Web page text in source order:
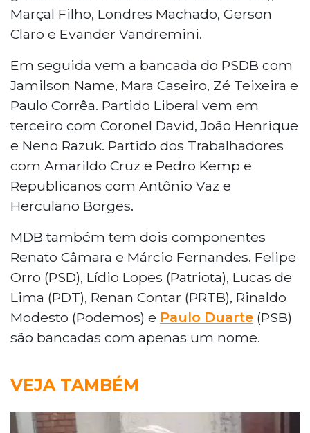
Marçal Filho, Londres Machado, Gerson
Claro e Evander Vandremini.
Em seguida vem a bancada do PSDB com
Jamilson Name, Mara Caseiro, Zé Teixeira e
Paulo Corrêa. Partido Liberal vem em
terceiro com Coronel David, João Henrique
e Neno Razuk. Partido dos Trabalhadores
com Amarildo Cruz e Pedro Kemp e
Republicanos com Antônio Vaz e
Herculano Borges.
MDB também tem dois componentes
Renato Câmara e Márcio Fernandes. Felipe
Orro (PSD), Lídio Lopes (Patriota), Lucas de
Lima (PDT), Renan Contar (PRTB), Rinaldo
Modesto (Podemos) e Paulo Duarte (PSB)
são bancadas com apenas um nome.
VEJA TAMBÉM